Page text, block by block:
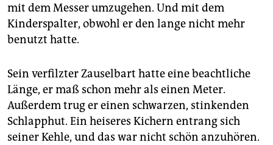
genossenschaft
epaper login
mit dem Messer umzugehen. Und mit dem
Kinderspalter, obwohl er den lange nicht mehr
benutzt hatte.
Sein verfilzter Zauselbart hatte eine beachtliche
Länge, er maß schon mehr als einen Meter.
Außerdem trug er einen schwarzen, stinkenden
Schlapphut. Ein heiseres Kichern entrang sich
seiner Kehle, und das war nicht schön anzuhören.